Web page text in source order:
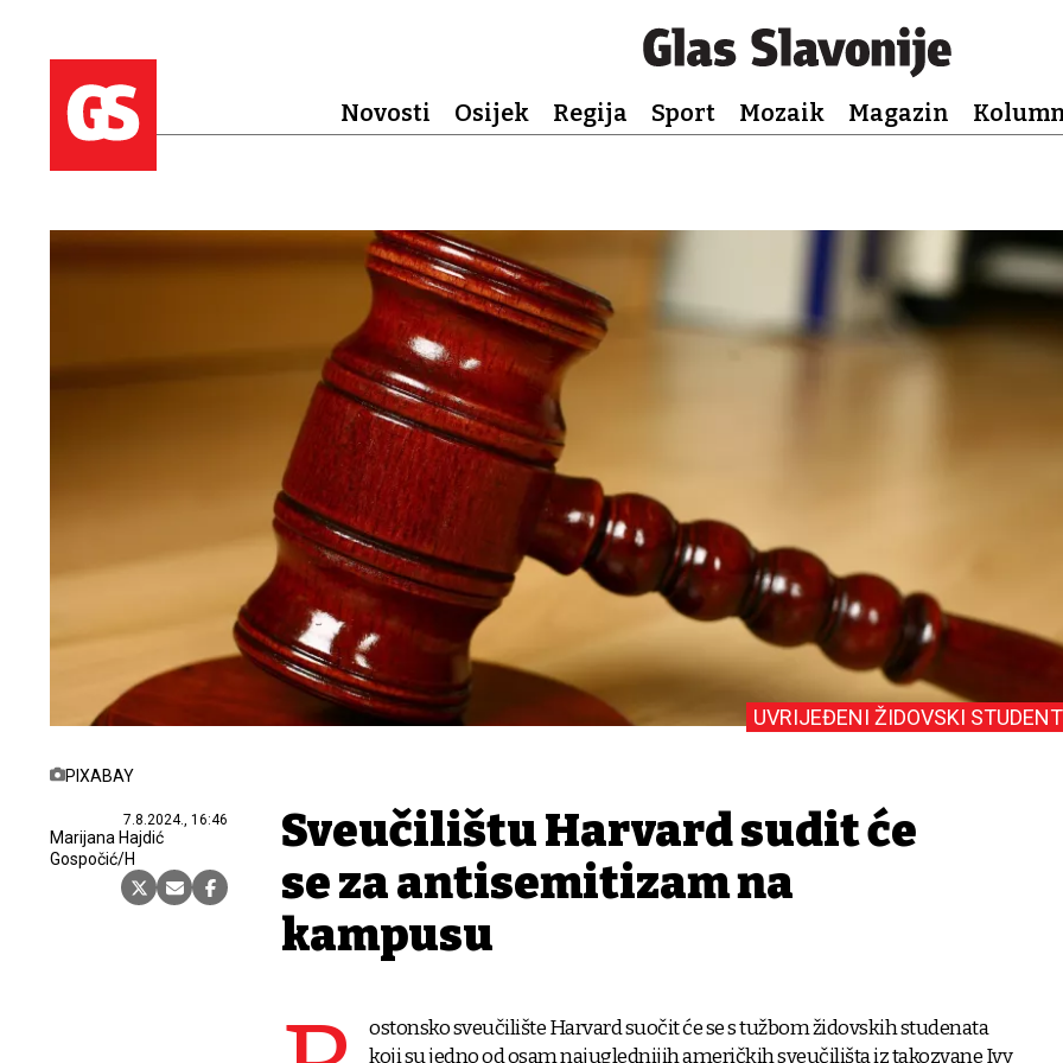
Novosti Osijek Regija Sport Mozaik Magazin
PIXABAY
7.8.2024., 16:46
Marijana Hajdić
Gospočić/H
UVRIJEĐENI ŽIDOVSKI
Sveučilištu Harvard sudit će
se za antisemitizam na
kampusu
ostonsko sveučilište Harvard suočit će se s tužbom židovskih studenata
koji su jedno od osam najuglednijih američkih sveučilišta iz takozvane Ivy